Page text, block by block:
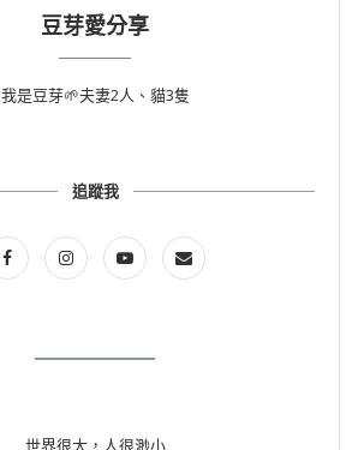
豆芽愛分享
我是豆芽🌱夫妻2人、貓3隻
追蹤我
世界很大，人很渺小